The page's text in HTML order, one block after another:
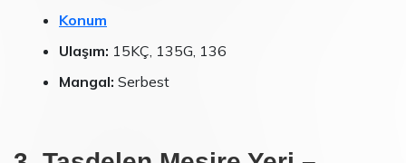
Konum
Ulaşım: 15KÇ, 135G, 136
Mangal: Serbest